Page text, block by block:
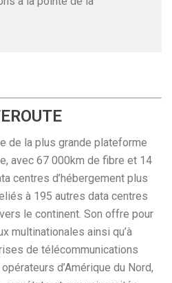
de la plus grande plateforme
avec 67 000km de fibre et 14
centres d’hébergement plus
à 195 autres data centres
le continent. Son offre pour
multinationales ainsi qu’à
de télécommunications
d’Amérique du Nord,